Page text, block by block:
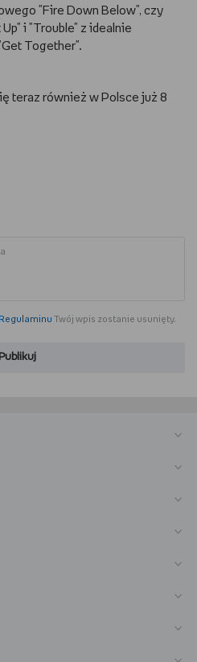
"Fire Down Below", czy
i "Trouble" z idealnie
Together".
teraz również w Polsce już 8
Regulaminu Twój wpis zostanie usunięty.
Publikuj